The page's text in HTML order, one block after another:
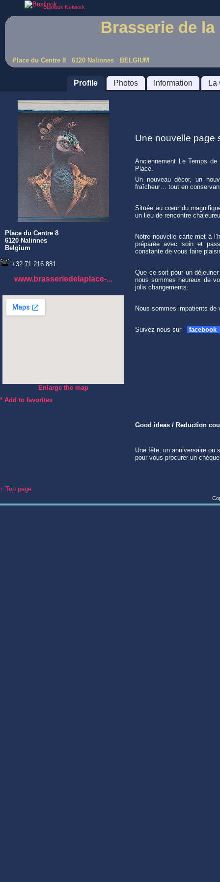
Busilook Network
Brasserie de la
Place du Centre 8 6120 Nalinnes BELGIUM
Profile Photos Information La
Place du Centre 8
6120 Nalinnes
Belgium
+32 71 216 881
www.brasseriedelaplace-...
Enlarge the map
* Add to favorites
Une nouvelle page
Anciennement Le Temps
Place.
Un nouveau décor, un
fraîcheur… tout en
Située au cœur du
un lieu de rencontre
Notre nouvelle carte met à
préparée avec soin et
constante de vous faire
Que ce soit pour un
nous sommes heureux de
jolis changements.
Nous sommes impatients de
Suivez-nous sur facebook
Good ideas / Reduction
Une fête, un anniversaire ou
pour vous procurer un
↑ Top page